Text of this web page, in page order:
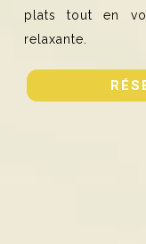
plats tout en
relaxante.